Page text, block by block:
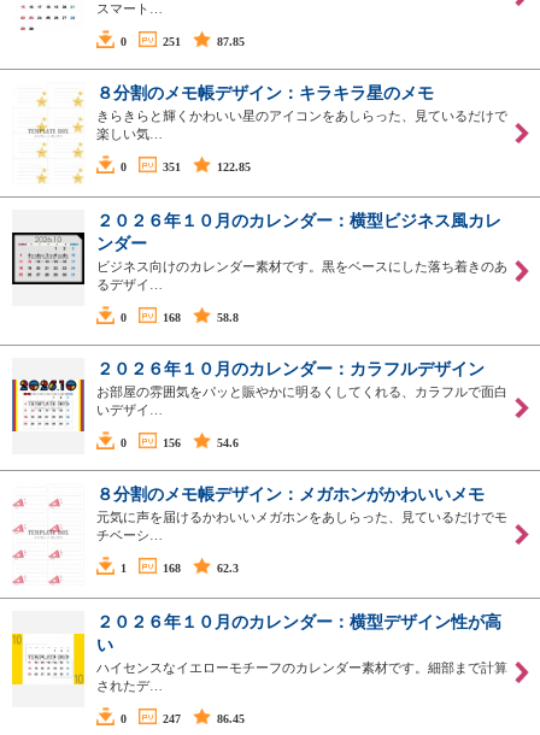
スマート…
0 251 87.85
８分割のメモ帳デザイン：キラキラ星のメモ
きらきらと輝くかわいい星のアイコンをあしらった、見ているだけで
楽しい気…
0 351 122.85
２０２６年１０月のカレンダー：横型ビジネス風カレ
ンダー
ビジネス向けのカレンダー素材です。黒をベースにした落ち着きのあ
るデザイ…
0 168 58.8
２０２６年１０月のカレンダー：カラフルデザイン
お部屋の雰囲気をパッと賑やかに明るくしてくれる、カラフルで面白
いデザイ…
0 156 54.6
８分割のメモ帳デザイン：メガホンがかわいいメモ
元気に声を届けるかわいいメガホンをあしらった、見ているだけでモ
チベーシ…
1 168 62.3
２０２６年１０月のカレンダー：横型デザイン性が高
い
ハイセンスなイエローモチーフのカレンダー素材です。細部まで計算
されたデ…
0 247 86.45